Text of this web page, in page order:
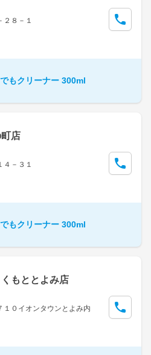
８－１
もクリーナー 300ml
店
－３１
もクリーナー 300ml
もととよみ店
１０イオンタウンとよみ内